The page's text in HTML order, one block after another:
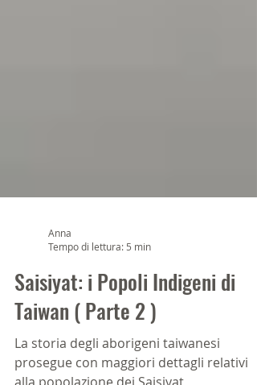
Tempo di lettura: 5 min
Saisiyat: i Popoli Indigeni di
Taiwan ( Parte 2 )
La storia degli aborigeni taiwanesi